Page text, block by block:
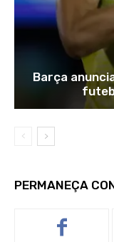
Barça
PERMANEÇA